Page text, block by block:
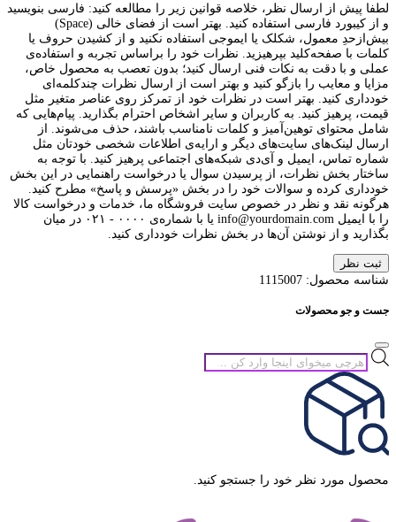
لطفا پیش از ارسال نظر، خلاصه قوانین زیر را مطالعه کنید: فارسی بنویسید
و از کیبورد فارسی استفاده کنید. بهتر است از فضای خالی (Space)
بیش‌از‌حدِ معمول، شکلک یا ایموجی استفاده نکنید و از کشیدن حروف یا
کلمات با صفحه‌کلید بپرهیزید. نظرات خود را براساس تجربه و استفاده‌ی
عملی و با دقت به نکات فنی ارسال کنید؛ بدون تعصب به محصول خاص،
مزایا و معایب را بازگو کنید و بهتر است از ارسال نظرات چندکلمه‌‌ای
خودداری کنید. بهتر است در نظرات خود از تمرکز روی عناصر متغیر مثل
قیمت، پرهیز کنید. به کاربران و سایر اشخاص احترام بگذارید. پیام‌هایی که
شامل محتوای توهین‌آمیز و کلمات نامناسب باشند، حذف می‌شوند. از
ارسال لینک‌های سایت‌های دیگر و ارایه‌ی اطلاعات شخصی خودتان مثل
شماره تماس، ایمیل و آی‌دی شبکه‌های اجتماعی پرهیز کنید. با توجه به
ساختار بخش نظرات، از پرسیدن سوال یا درخواست راهنمایی در این بخش
خودداری کرده و سوالات خود را در بخش «پرسش و پاسخ» مطرح کنید.
هرگونه نقد و نظر در خصوص سایت فروشگاه ما، خدمات و درخواست کالا
را با ایمیل info@yourdomain.com یا با شماره‌ی ۰۰۰۰ - ۰۲۱ در میان
بگذارید و از نوشتن آن‌ها در بخش نظرات خودداری کنید.
ثبت نظر
شناسه محصول: 1115007
جست و جو محصولات
جستجوی
محصولات
محصول مورد نظر خود را جستجو کنید.